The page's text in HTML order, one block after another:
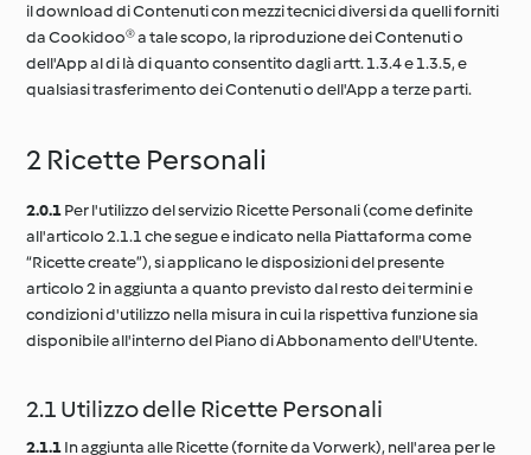
il download di Contenuti con mezzi tecnici diversi da quelli forniti
da Cookidoo® a tale scopo, la riproduzione dei Contenuti o
dell'App al di là di quanto consentito dagli artt. 1.3.4 e 1.3.5, e
qualsiasi trasferimento dei Contenuti o dell'App a terze parti.
2 Ricette Personali
2.0.1Per l'utilizzo del servizio Ricette Personali (come definite
all'articolo 2.1.1 che segue e indicato nella Piattaforma come
“Ricette create”), si applicano le disposizioni del presente
articolo 2 in aggiunta a quanto previsto dal resto dei termini e
condizioni d'utilizzo nella misura in cui la rispettiva funzione sia
disponibile all'interno del Piano di Abbonamento dell'Utente.
2.1 Utilizzo delle Ricette Personali
2.1.1In aggiunta alle Ricette (fornite da Vorwerk), nell'area per le